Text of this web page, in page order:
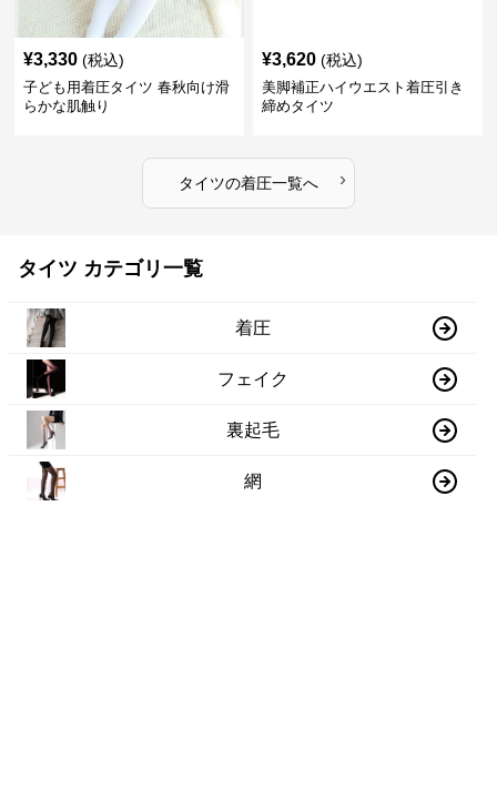
¥3,330 (税込)
子ども用着圧タイツ 春秋向け滑
らかな肌触り
¥3,620 (税込)
美脚補正ハイウエスト着圧引き
締めタイツ
タイツの着圧一覧へ ›
タイツ カテゴリ一覧
着圧
フェイク
裏起毛
網